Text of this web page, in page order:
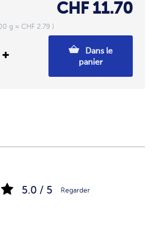
CHF 11.70
g = CHF 2.79 )
panier
5.0 / 5 Regarder